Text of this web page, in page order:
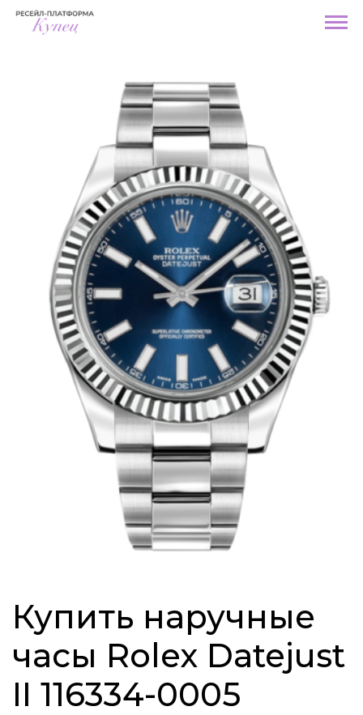
Купить наручные
часы Rolex Datejust
II 116334-0005